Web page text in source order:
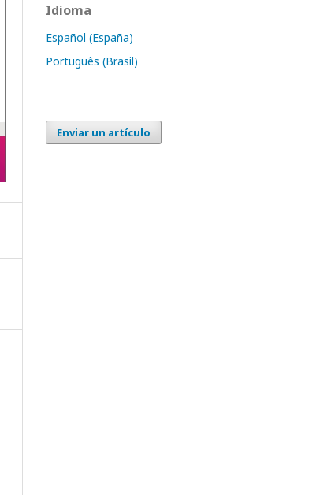
Idioma
Español (España)
Português (Brasil)
Enviar un artículo